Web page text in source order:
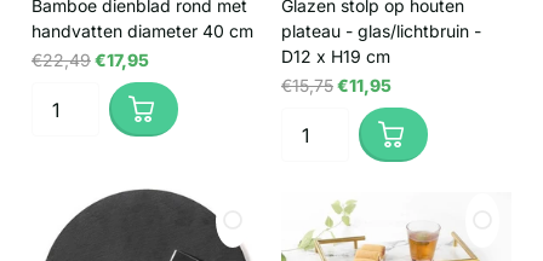
Bamboe dienblad rond met
handvatten diameter 40 cm
€22,49€17,95
Glazen stolp op houten
plateau - glas/lichtbruin -
D12 x H19 cm
€15,75€11,95